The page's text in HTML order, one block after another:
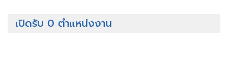
เปิดรับ 0 ตำแหน่งงาน